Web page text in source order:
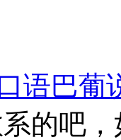
语巴葡
的吧